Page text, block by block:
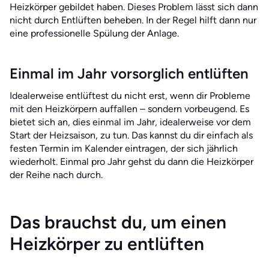
Heizkörper gebildet haben. Dieses Problem lässt sich dann
nicht durch Entlüften beheben. In der Regel hilft dann nur
eine professionelle Spülung der Anlage.
Einmal im Jahr vorsorglich entlüften
Idealerweise entlüftest du nicht erst, wenn dir Probleme
mit den Heizkörpern auffallen – sondern vorbeugend. Es
bietet sich an, dies einmal im Jahr, idealerweise vor dem
Start der Heizsaison, zu tun. Das kannst du dir einfach als
festen Termin im Kalender eintragen, der sich jährlich
wiederholt. Einmal pro Jahr gehst du dann die Heizkörper
der Reihe nach durch.
Das brauchst du, um einen
Heizkörper zu entlüften